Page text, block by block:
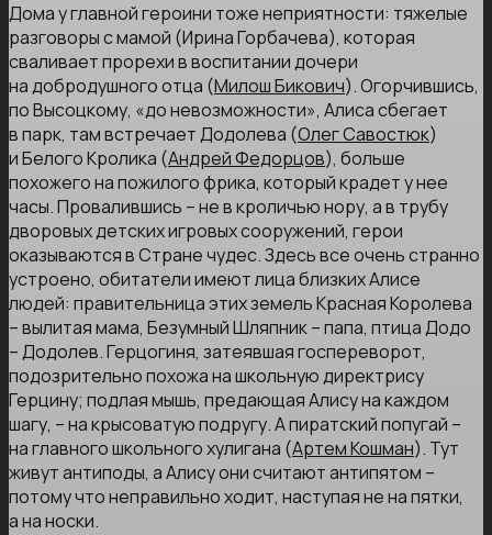
Дома у главной героини тоже неприятности: тяжелые
разговоры с мамой (Ирина Горбачева), которая
сваливает прорехи в воспитании дочери
на добродушного отца (Милош Бикович). Огорчившись,
по Высоцкому, «до невозможности», Алиса сбегает
в парк, там встречает Додолева (Олег Савостюк)
и Белого Кролика (Андрей Федорцов), больше
похожего на пожилого фрика, который крадет у нее
часы. Провалившись – не в кроличью нору, а в трубу
дворовых детских игровых сооружений, герои
оказываются в Стране чудес. Здесь все очень странно
устроено, обитатели имеют лица близких Алисе
людей: правительница этих земель Красная Королева
– вылитая мама, Безумный Шляпник – папа, птица Додо
– Додолев. Герцогиня, затеявшая госпереворот,
подозрительно похожа на школьную директрису
Герцину; подлая мышь, предающая Алису на каждом
шагу, – на крысоватую подругу. А пиратский попугай –
на главного школьного хулигана (Артем Кошман). Тут
живут антиподы, а Алису они считают антипятом –
потому что неправильно ходит, наступая не на пятки,
а на носки.